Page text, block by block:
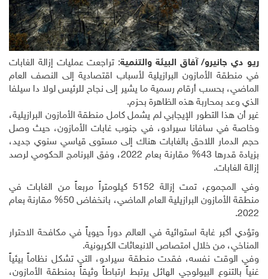
ريو دي جانيرو/ آفاق البيئة والتنمية: تراجعت عمليات إزالة الغابات
في منطقة الأمازون البرازيلية لأسباب اقتصادية إلى النصف العام
الماضي، بحسب أرقام رسمية ما يشير إلى نجاح للرئيس لولا دا سيلفا
الذي وعد بمحاربة هذه الظاهرة بحزم.
غير أن هذا التطور الإيجابي لم يشمل كامل منطقة الأمازون البرازيلية،
وخاصة في سافانا سيرادو، في جنوب غابات الأمازون، حيث وصل
حجم الدمار اللاحق بالغابات هناك إلى مستوى قياسي سنوي جديد،
بزيادة قدرها 43% مقارنة بعام 2022، وفق البرنامج الحكومي لرصد
إزالة الغابات.
وفي المجموع، تمت إزالة 5152 كيلومتراً مربعاً من الغابات في
منطقة الأمازون البرازيلية العام الماضي، بانخفاض 50% مقارنة بعام
2022
.
وتؤدي أكبر غابة استوائية في العالم دوراً حيوياً في مكافحة الاحترار
المناخي، من خلال امتصاص الانبعاثات الكربونية.
وفي الوقت نفسه، فقدت منطقة سيرادو، التي تشكل نظاماً بيئياً
غنياً بالتنوع البيولوجي الهائل يرتبط ارتباطاً وثيقاً بمنطقة الأمازون،